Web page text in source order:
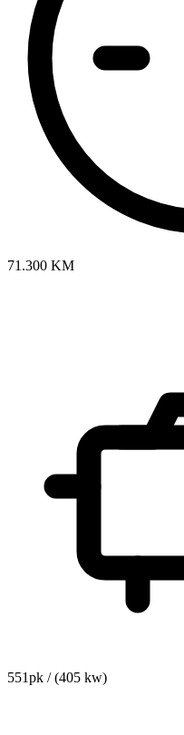
71.300 KM
551pk / (405 kw)